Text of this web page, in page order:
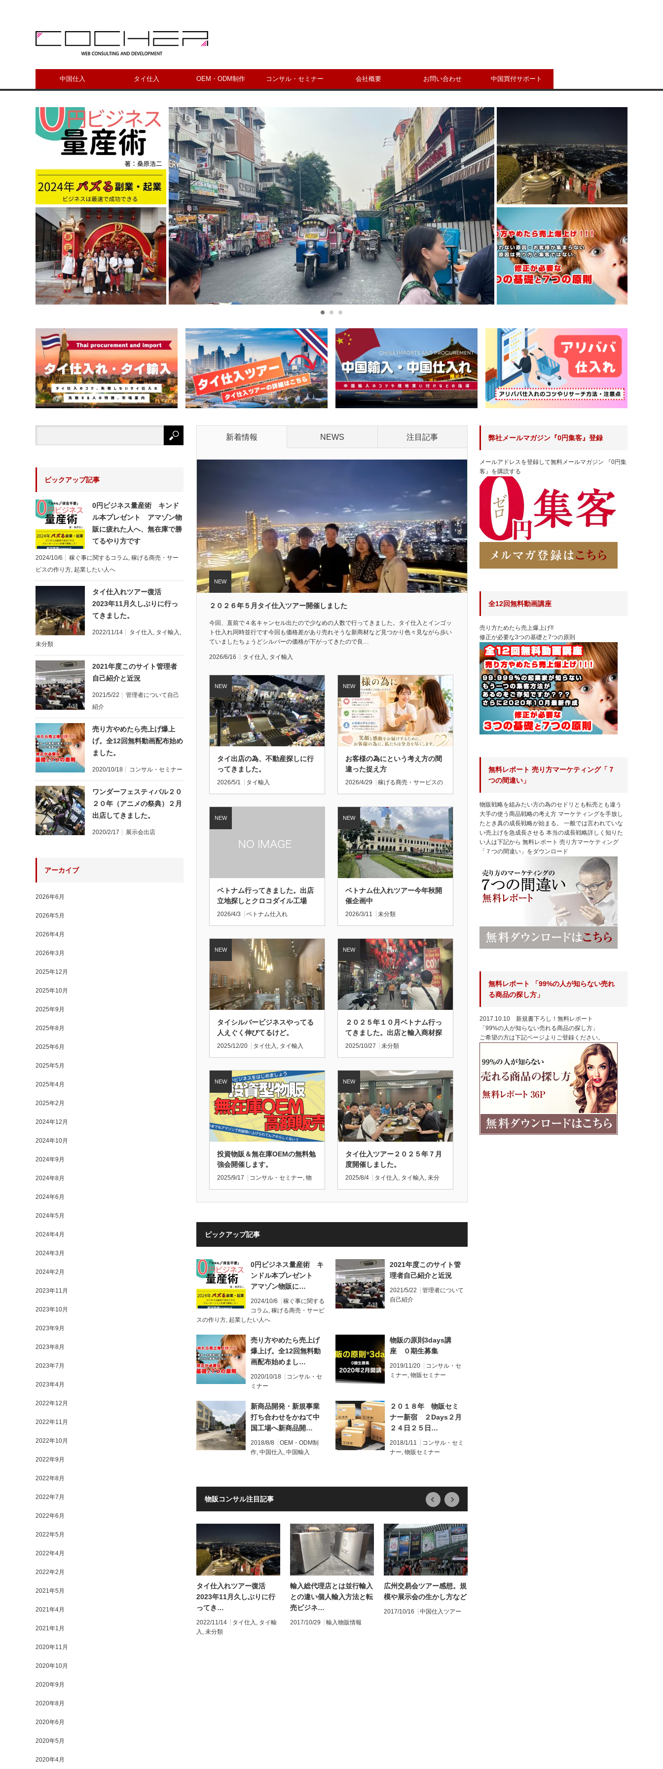
中国仕入 タイ仕入 OEM・ODM制作 コンサル・セミナー 会社概要 お問い合わせ 中国買付サポート
1 2
新着情報 NEWS 注目記事
２０２６年５月タイ仕入ツアー開催しました
今回、直前で４名キャンセル出たので少なめの人数で行ってきました。タイ仕入とインゴッ
ト仕入れ同時並行です今回も価格差があり売れそうな新商材など見つかり色々見ながら歩い
ていましたちょうどシルバーの価格が下がってきたので良…
2026/6/16 タイ仕入 , タイ輸入
タイ出店の為、不動産探しに行
ってきました。
2026/5/1 タイ輸入
お客様の為にという考え方の間
違った捉え方
2026/4/29
稼げる商売・サービスの
ベトナム行ってきました。出店
立地探しとクロコダイル工場
2026/4/3 ベトナム仕入れ
ベトナム仕入れツアー今年秋開
催企画中
2026/3/11 未分類
タイシルバービジネスやってる
人えぐく伸びてるけど。
2025/12/20 タイ仕入 , タイ輸入
２０２５年１０月ベトナム行っ
てきました。出店と輸入商材探
しも多少してきました
2025/10/27 未分類
投資物販＆無在庫OEMの無料勉
強会開催します。
2025/9/17 コンサル・セミナー, 物
タイ仕入ツアー２０２５年７月
度開催しました。
2025/8/4 タイ仕入 , タイ輸入 , 未分
ピックアップ記事
0円ビジネス量産術 キ
ンドル本プレゼント
アマゾン物販に…
2024/10/6
稼ぐ事に関する
コラム, 稼げる商売・サービ
スの作り方, 起業したい人へ
2021年度このサイト管
理者自己紹介と近況
2021/5/22
管理者について
自己紹介
売り方やめたら売上げ
爆上げ。全12回無料動
画配布始めまし…
2020/10/18
コンサル・セ
ミナー
物販の原則3days講
座 ０期生募集
2019/11/20
コンサル・セ
ミナー, 物販セミナー
新商品開発・新規事業
打ち合わせをかねて中
国工場へ新商品開…
2018/8/8
OEM・ODM制
作, 中国仕入 , 中国輸入
２０１８年 物販セミ
ナー新宿 ２Days２月
２４日２５日…
2018/1/11
コンサル・セミ
ナー, 物販セミナー
物販コンサル注目記事
2016/10/24 中国仕入
タイ仕入れツアー復活
2023年11月久しぶりに行
ってき…
2022/11/14 タイ仕入 , タイ輸
入 , 未分類
輸入総代理店とは並行輸入
との違い個人輸入方法と転
売ビジネ…
2017/10/29 輸入物販情報
広州交易会ツアー感想。規
模や展示会の生かし方など
2017/10/16 中国仕入ツアー
next
ピックアップ記事
0円ビジネス量産術 キンド
ル本プレゼント アマゾン物
販に疲れた人へ、無在庫で勝
てるやり方です
2024/10/6 稼ぐ事に関するコラム, 稼げる商売・サー
ビスの作り方, 起業したい人へ
タイ仕入れツアー復活
2023年11月久しぶりに行っ
てきました。
2022/11/14 タイ仕入 , タイ輸入 ,
未分類
2021年度このサイト管理者
自己紹介と近況
2021/5/22
管理者について自己
紹介
売り方やめたら売上げ爆上
げ。全12回無料動画配布始め
ました。
2020/10/18 コンサル・セミナー
ワンダーフェスティバル２０
２０年（アニメの祭典）２月
出店してきました。
2020/2/17 展示会出店
アーカイブ
2026年6月
2026年5月
2026年4月
2026年3月
2025年12月
2025年10月
2025年9月
2025年8月
2025年6月
2025年5月
2025年4月
2025年2月
2024年12月
2024年10月
2024年9月
2024年8月
2024年6月
2024年5月
2024年4月
2024年3月
2024年2月
2023年11月
2023年10月
2023年9月
2023年8月
2023年7月
2023年4月
2022年12月
2022年11月
2022年10月
2022年9月
2022年8月
2022年7月
2022年6月
2022年5月
2022年4月
2022年2月
2021年5月
2021年4月
2021年1月
2020年11月
2020年10月
2020年9月
2020年8月
2020年6月
2020年5月
2020年4月
弊社メールマガジン『0円集客』登録
メールアドレスを登録して無料メールマガジン 『0円集
客』を購読する
全12回無料動画講座
売り方ためたら売上爆上げ!!
修正が必要な3つの基礎と7つの原則
無料レポート 売り方マーケティング「７
つの間違い」
物販戦略を組みたい方の為のセドリとも転売とも違う
大手の使う商品戦略の考え方 マーケティングを手放し
たとき真の成長戦略が始まる。 一般では言われていな
い売上げを急成長させる 本当の成長戦略詳しく知りた
い人は下記から 無料レポート 売り方マーケティング
「７つの間違い」をダウンロード
無料レポート 「99%の人が知らない売れ
る商品の探し方」
2017.10.10 新規書下ろし！無料レポート
「99%の人が知らない売れる商品の探し方」
ご希望の方は下記ページよりご登録ください。